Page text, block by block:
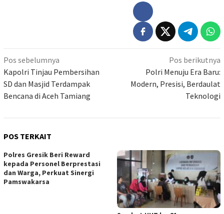
Navigasi
pos
Pos sebelumnya
Kapolri Tinjau Pembersihan
SD dan Masjid Terdampak
Bencana di Aceh Tamiang
Pos berikutnya
Polri Menuju Era Baru:
Modern, Presisi, Berdaulat
Teknologi
POS TERKAIT
Polres Gresik Beri Reward
kepada Personel Berprestasi
dan Warga, Perkuat Sinergi
Pamswakarsa